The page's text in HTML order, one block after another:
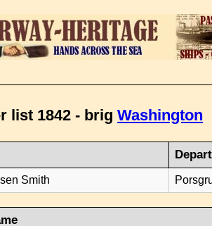
list 1842 - brigWashington
Smith